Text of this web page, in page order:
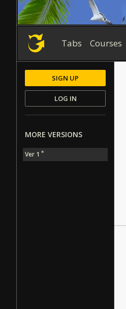
Tabs Courses
SIGN UP
LOG IN
MORE VERSIONS
Ver 1 *